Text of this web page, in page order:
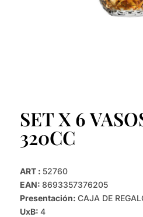
SET X 6
320CC
ART : 52760
EAN: 8693357376205
Presentación: CAJA DE
UxB: 4